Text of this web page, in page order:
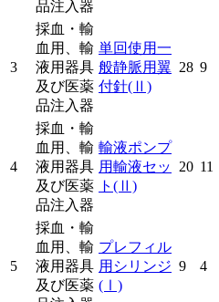
品注入器
3
採血・輸
血用、輸
液用器具
及び医薬
品注入器
単回使用一
般静脈用翼
付針(Ⅱ)
28 9
4
採血・輸
血用、輸
液用器具
及び医薬
品注入器
輸液ポンプ
用輸液セッ
ト (Ⅱ)
20 11
5
採血・輸
血用、輸
液用器具
及び医薬
プレフィル
用シリンジ
(Ⅰ)
9 4